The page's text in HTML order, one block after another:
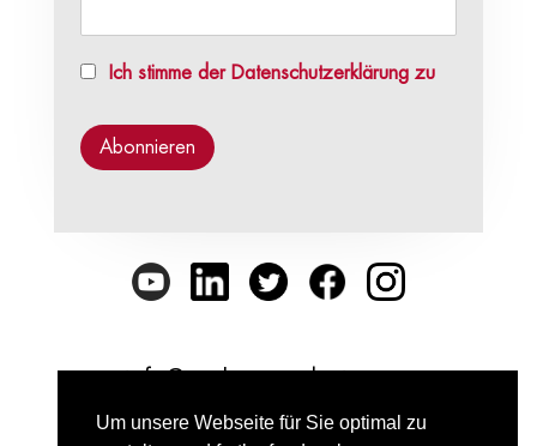
Ich stimme der Datenschutzerklärung zu
info@punkt-preradovic.com
Um unsere Webseite für Sie optimal zu